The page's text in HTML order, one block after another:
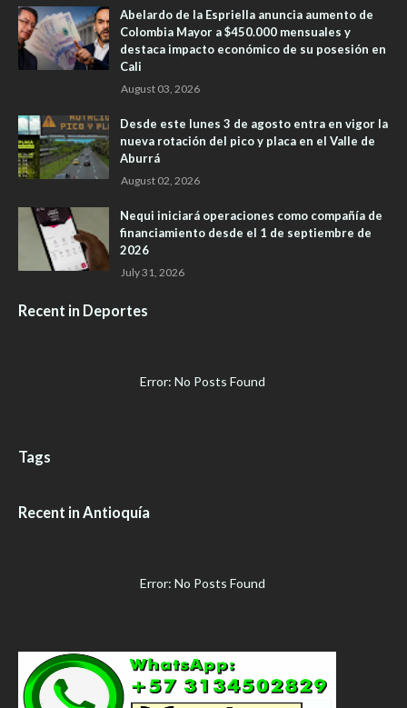
Abelardo de la Espriella anuncia aumento de
Colombia Mayor a $450.000 mensuales y
destaca impacto económico de su posesión en
Cali
August 03, 2026
Desde este lunes 3 de agosto entra en vigor la
nueva rotación del pico y placa en el Valle de
Aburrá
August 02, 2026
Nequi iniciará operaciones como compañía de
financiamiento desde el 1 de septiembre de
2026
July 31, 2026
Recent in Deportes
Error: No Posts Found
Tags
Recent in Antioquía
Error: No Posts Found